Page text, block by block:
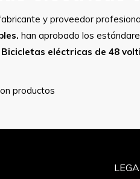
y proveedor
han aprobado los
Bicicletas eléctricas de 48
productos